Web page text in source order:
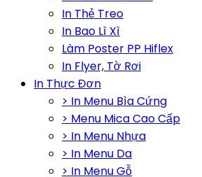
In Thẻ Treo
In Bao Lì Xì
Làm Poster PP Hiflex
In Flyer, Tờ Rơi
In Thực Đơn
> In Menu Bìa Cứng
> Menu Mica Cao Cấp
> In Menu Nhựa
> In Menu Da
> In Menu Gỗ